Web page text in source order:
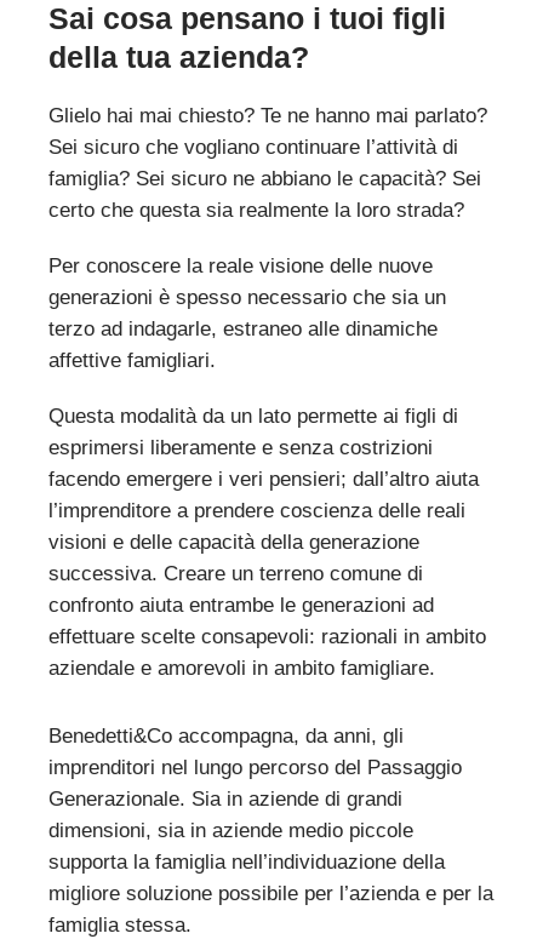
Sai cosa pensano i tuoi figli
della tua azienda?
Glielo hai mai chiesto? Te ne hanno mai parlato?
Sei sicuro che vogliano continuare l’attività di
famiglia? Sei sicuro ne abbiano le capacità? Sei
certo che questa sia realmente la loro strada?
Per conoscere la reale visione delle nuove
generazioni è spesso necessario che sia un
terzo ad indagarle, estraneo alle dinamiche
affettive famigliari.
Questa modalità da un lato permette ai figli di
esprimersi liberamente e senza costrizioni
facendo emergere i veri pensieri; dall’altro aiuta
l’imprenditore a prendere coscienza delle reali
visioni e delle capacità della generazione
successiva. Creare un terreno comune di
confronto aiuta entrambe le generazioni ad
effettuare scelte consapevoli: razionali in ambito
aziendale e amorevoli in ambito famigliare.
Benedetti&Co accompagna, da anni, gli
imprenditori nel lungo percorso del Passaggio
Generazionale. Sia in aziende di grandi
dimensioni, sia in aziende medio piccole
supporta la famiglia nell’individuazione della
migliore soluzione possibile per l’azienda e per la
famiglia stessa.